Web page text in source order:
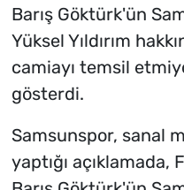
Barış Göktürk'ün
Yüksel Yıldırım
camiayı temsil
gösterdi.
Samsunspor, sanal
yaptığı açıklamada,